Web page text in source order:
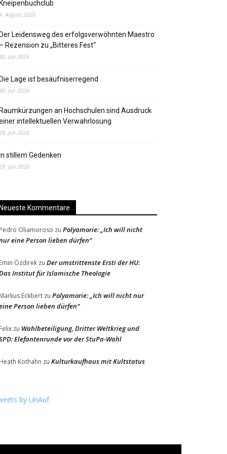
Kneipenbuchclub
August 2026
Der Leidensweg des erfolgsverwöhnten Maestro
– Rezension zu „Bitteres Fest“
Juli 2026
Die Lage ist besäufniserregend
Juli 2026
Raumkürzungen an Hochschulen sind Ausdruck
intellektuellen Verwahrlosung
Juli 2026
In stillem Gedenken
Juli 2026
Neueste Kommentare
Pedro Oliamoroso zu Polyamorie: „Ich will nicht
eine Person lieben dürfen“
Emin Özdirek zu Der umstrittenste Ersti der HU:
Institut für Islamische Theologie
Markus Eckbert zu Polyamorie: „Ich will nicht nur
Person lieben dürfen“
Felix zu Wahlbeteiligung, Dritter Weltkrieg und
Elefantenrunde vor der StuPa-Wahl
Heath Kothahn zu Kulturkaufhaus mit Kultstatus
by UnAuf